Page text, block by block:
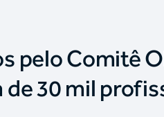
pelo Comitê
de 30 mil